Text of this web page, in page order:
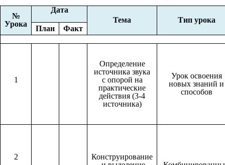
№
Урока
Дата
Тема
Тип урока
План
Факт
1
Определение
источника звука
с опорой на
практические
действия (3-4
источника)
Урок освоения
новых знаний и
способов
2
Конструирование